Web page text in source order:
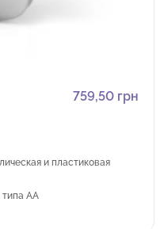
759,50 грн
и пластиковая
типа АА